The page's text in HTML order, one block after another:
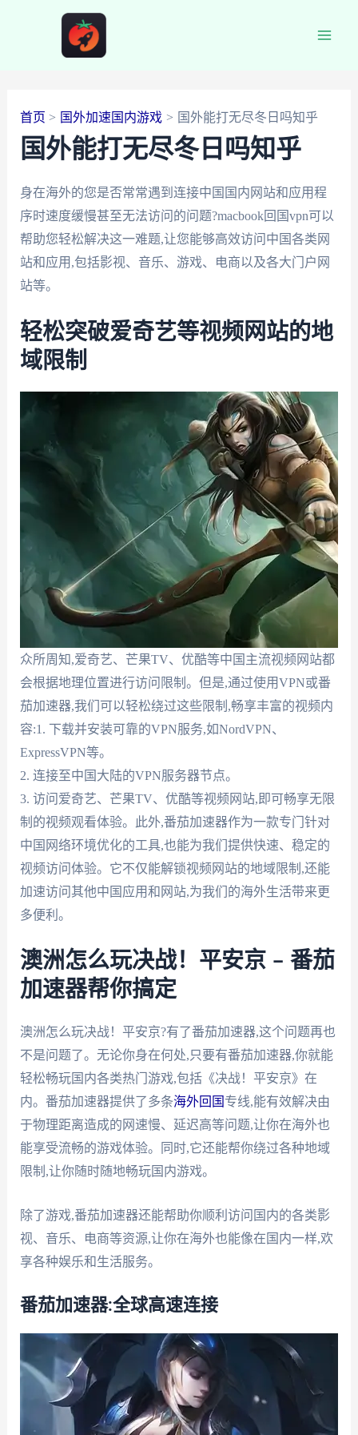
首页 国外加速国内游戏 国外能打无尽冬日吗知乎
国外能打无尽冬日吗知乎
身在海外的您是否常常遇到连接中国国内网站和应用程
序时速度缓慢甚至无法访问的问题?macbook回国vpn可以
帮助您轻松解决这一难题,让您能够高效访问中国各类网
站和应用,包括影视、音乐、游戏、电商以及各大门户网
站等。
轻松突破爱奇艺等视频网站的地
域限制
众所周知,爱奇艺、芒果TV、优酷等中国主流视频网站都
会根据地理位置进行访问限制。但是,通过使用VPN或番
茄加速器,我们可以轻松绕过这些限制,畅享丰富的视频内
容:1. 下载并安装可靠的VPN服务,如NordVPN、
ExpressVPN等。
2. 连接至中国大陆的VPN服务器节点。
3. 访问爱奇艺、芒果TV、优酷等视频网站,即可畅享无限
制的视频观看体验。此外,番茄加速器作为一款专门针对
中国网络环境优化的工具,也能为我们提供快速、稳定的
视频访问体验。它不仅能解锁视频网站的地域限制,还能
加速访问其他中国应用和网站,为我们的海外生活带来更
多便利。
澳洲怎么玩决战！平安京 – 番茄
加速器帮你搞定
澳洲怎么玩决战！平安京?有了番茄加速器,这个问题再也
不是问题了。无论你身在何处,只要有番茄加速器,你就能
轻松畅玩国内各类热门游戏,包括《决战！平安京》在
内。番茄加速器提供了多条海外回国 专线,能有效解决由
于物理距离造成的网速慢、延迟高等问题,让你在海外也
能享受流畅的游戏体验。同时,它还能帮你绕过各种地域
限制,让你随时随地畅玩国内游戏。
除了游戏,番茄加速器还能帮助你顺利访问国内的各类影
视、音乐、电商等资源,让你在海外也能像在国内一样,欢
享各种娱乐和生活服务。
番茄加速器:全球高速连接